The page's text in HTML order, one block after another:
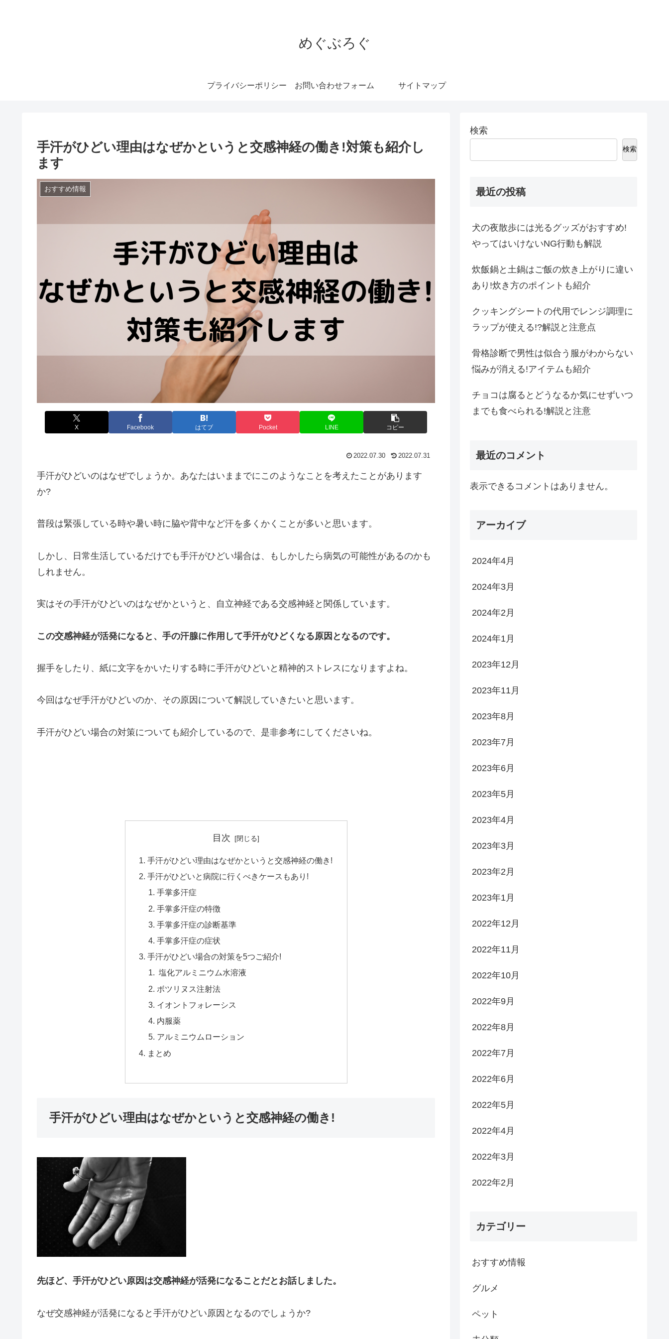
めぐぶろぐ
プライバシーポリシー お問い合わせフォーム サイトマップ
手汗がひどい理由はなぜかというと交感神経の働き!対策も紹介し
ます
おすすめ情報
X Facebook はてブ Pocket LINE コピー
2022.07.30 2022.07.31
手汗がひどいのはなぜでしょうか。 あなたはいままでにこのようなことを考えたことがあります
か?
普段は緊張している時や暑い時に脇や背中など汗を多くかくことが多いと思います。
しかし、日常生活しているだけでも手汗がひどい場合は、もしかしたら病気の可能性があるのかも
しれません。
実はその手汗がひどいのはなぜかというと、自立神経である交感神経と関係しています。
この交感神経が活発になると、手の汗腺に作用して手汗がひどくなる原因となるのです。
握手をしたり、紙に文字をかいたりする時に手汗がひどいと精神的ストレスになりますよね。
今回はなぜ手汗がひどいのか、その原因について解説していきたいと思います。
手汗がひどい場合の対策についても紹介しているので、是非参考にしてくださいね。
目次
手汗がひどい理由はなぜかというと交感神経の働き!
手汗がひどいと病院に行くべきケースもあり!
手掌多汗症
手掌多汗症の特徴
手掌多汗症の診断基準
手掌多汗症の症状
手汗がひどい場合の対策を5つご紹介!
塩化アルミニウム水溶液
ボツリヌス注射法
イオントフォレーシス
内服薬
アルミニウムローション
まとめ
手汗がひどい理由はなぜかというと交感神経の働き!
先ほど、手汗がひどい原因は交感神経が活発になることだとお話しました。
なぜ交感神経が活発になると手汗がひどい原因となるのでしょうか?
検索
検索
最近の投稿
犬の夜散歩には光るグッズがおすすめ!
やってはいけないNG行動も解説
炊飯鍋と土鍋はご飯の炊き上がりに違い
あり!炊き方のポイントも紹介
クッキングシートの代用でレンジ調理に
ラップが使える!?解説と注意点
骨格診断で男性は似合う服がわからない
悩みが消える!アイテムも紹介
チョコは腐るとどうなるか気にせずいつ
までも食べられる!解説と注意
最近のコメント
表示できるコメントはありません。
アーカイブ
2024年4月
2024年3月
2024年2月
2024年1月
2023年12月
2023年11月
2023年8月
2023年7月
2023年6月
2023年5月
2023年4月
2023年3月
2023年2月
2023年1月
2022年12月
2022年11月
2022年10月
2022年9月
2022年8月
2022年7月
2022年6月
2022年5月
2022年4月
2022年3月
2022年2月
カテゴリー
おすすめ情報
グルメ
ペット